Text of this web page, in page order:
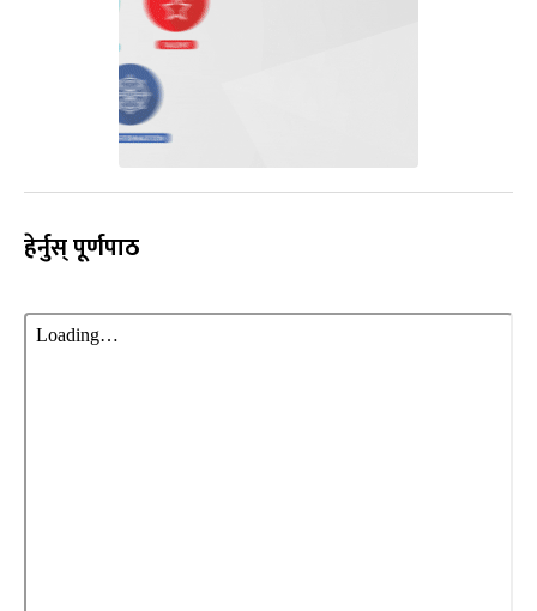
हेर्नुस् पूर्णपाठ